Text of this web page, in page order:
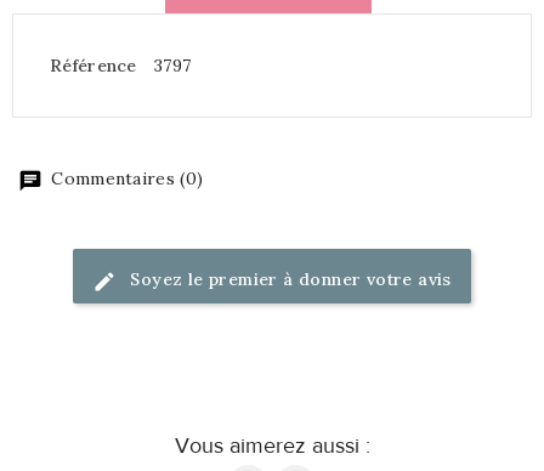
Référence 3797
Commentaires (0)
Soyez le premier à donner votre avis
Vous aimerez aussi :